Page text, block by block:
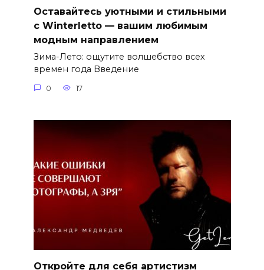
Оставайтесь уютными и стильными
с Winterletto — вашим любимым
модным направлением
Зима-Лето: ощутите волшебство всех
времен года Введение
0 17
Откройте для себя артистизм